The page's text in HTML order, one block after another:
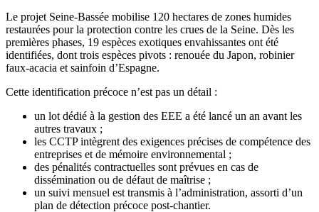
Le projet Seine-Bassée mobilise 120 hectares de zones humides
restaurées pour la protection contre les crues de la Seine. Dès les
premières phases, 19 espèces exotiques envahissantes ont été
identifiées, dont trois espèces pivots : renouée du Japon, robinier
faux-acacia et sainfoin d’Espagne.
Cette identification précoce n’est pas un détail :
un lot dédié à la gestion des EEE a été lancé un an avant les
autres travaux ;
les CCTP intègrent des exigences précises de compétence des
entreprises et de mémoire environnemental ;
des pénalités contractuelles sont prévues en cas de
dissémination ou de défaut de maîtrise ;
un suivi mensuel est transmis à l’administration, assorti d’un
plan de détection précoce post-chantier.